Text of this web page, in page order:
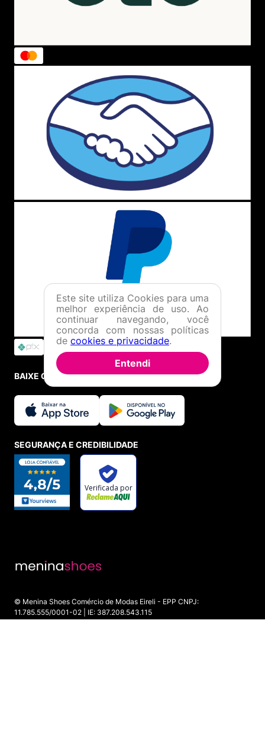
BAIXE O APP
SEGURANÇA E CREDIBILIDADE
© Menina Shoes Comércio de Modas Eireli - EPP CNPJ:
11.785.555/0001-02 | IE: 387.208.543.115
Este site utiliza Cookies para uma
melhor experiência de uso. Ao
continuar navegando, você
concorda com nossas políticas
de cookies e privacidade.
Entendi